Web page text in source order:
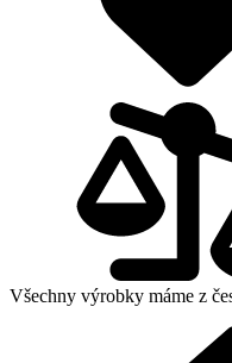
Všechny výrobky máme z